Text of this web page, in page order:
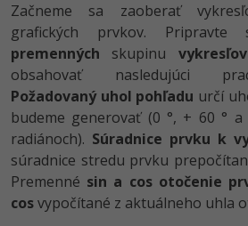
Začneme sa zaoberať
grafických prvkov.
premenných skupinu
obsahovať nasledujúci
Požadovaný uhol pohľadu určí
budeme generovať (0 °, + 60 °
radiánoch). Súradnice prvku k
súradnice stredu prvku
Premenné sin a cos otočenie
cosvypočítané z aktuálneho uhla